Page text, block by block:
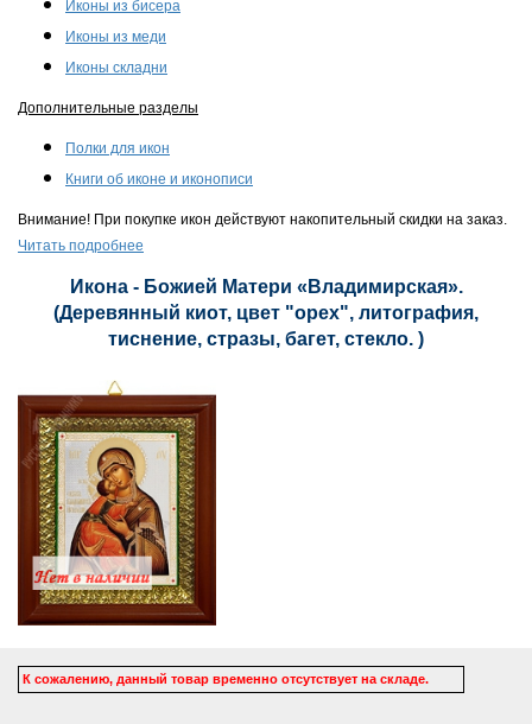
Иконы из бисера
Иконы из меди
Иконы складни
Дополнительные разделы
Полки для икон
Книги об иконе и иконописи
Внимание! При покупке икон действуют накопительный скидки на заказ.
Читать подробнее
Икона - Божией Матери «Владимирская».
(Деревянный киот, цвет "орех", литография,
тиснение, стразы, багет, стекло. )
К сожалению, данный товар временно отсутствует на складе.